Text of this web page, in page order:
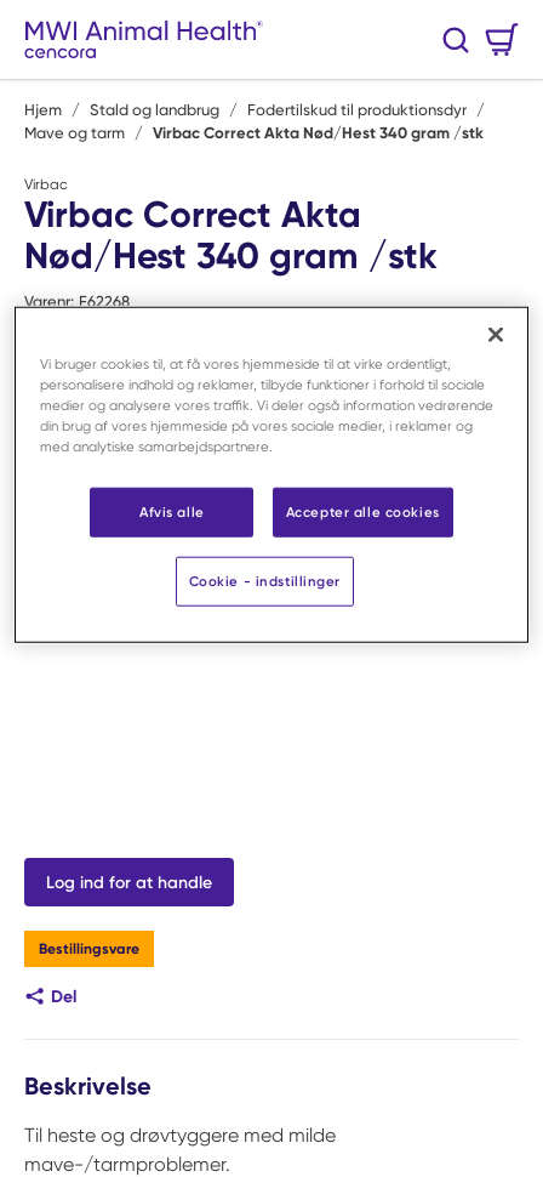
Spring til hovedindhold
Søg
Hjem / Stald og landbrug / Fodertilskud til produktionsdyr /
Mave og tarm / Virbac Correct Akta Nød/Hest 340 gram /stk
Virbac
Virbac Correct Akta
Nød/Hest 340 gram /stk
Varenr: F62268
Log ind for at handle
Bestillingsvare
Del
Beskrivelse
Til heste og drøvtyggere med milde
mave-/tarmproblemer.
Vi bruger cookies til, at få vores hjemmeside til at virke ordentligt,
personalisere indhold og reklamer, tilbyde funktioner i forhold til sociale
medier og analysere vores traffik. Vi deler også information vedrørende
din brug af vores hjemmeside på vores sociale medier, i reklamer og
med analytiske samarbejdspartnere.
Afvis alle Accepter alle cookies
Cookie - indstillinger